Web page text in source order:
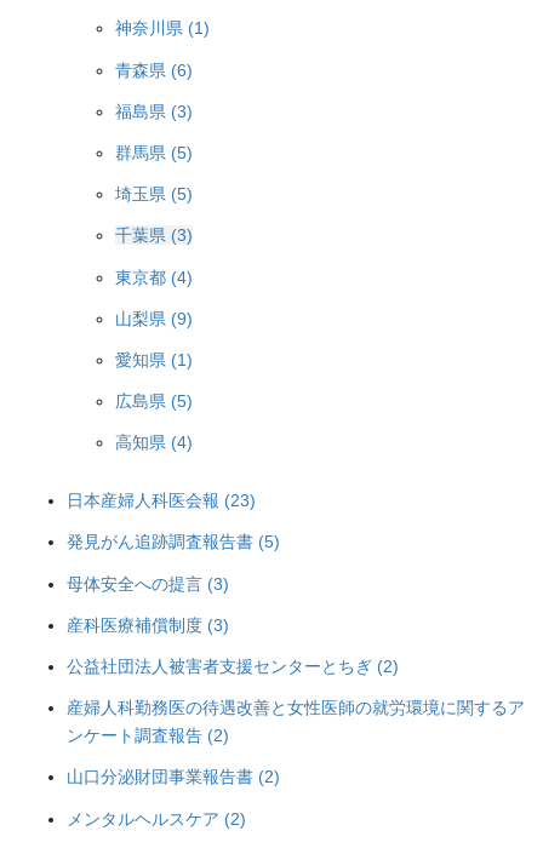
神奈川県 (1)
青森県 (6)
福島県 (3)
群馬県 (5)
埼玉県 (5)
千葉県 (3)
東京都 (4)
山梨県 (9)
愛知県 (1)
広島県 (5)
高知県 (4)
日本産婦人科医会報 (23)
発見がん追跡調査報告書 (5)
母体安全への提言 (3)
産科医療補償制度 (3)
公益社団法人被害者支援センターとちぎ (2)
産婦人科勤務医の待遇改善と女性医師の就労環境に関するア
ンケート調査報告 (2)
山口分泌財団事業報告書 (2)
メンタルヘルスケア (2)